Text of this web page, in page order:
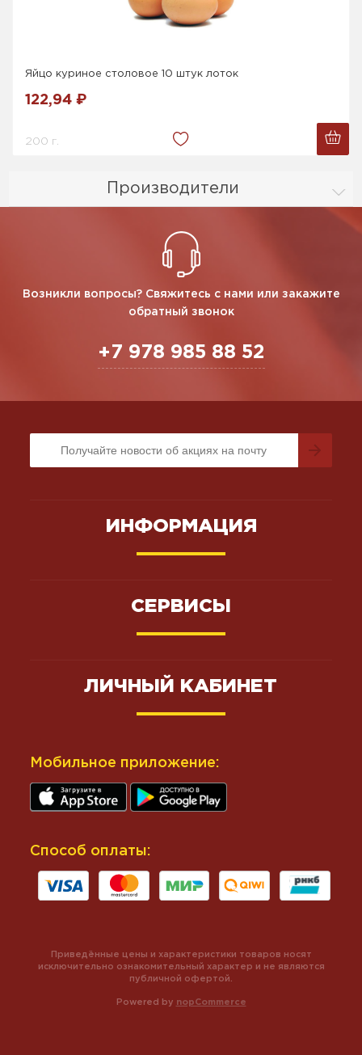
Производители
Яйцо куриное столовое 10 штук лоток
122,94 ₽
200 г.
Возникли вопросы? Свяжитесь с нами или закажите
обратный звонок
+7 978 985 88 52
ИНФОРМАЦИЯ
СЕРВИСЫ
ЛИЧНЫЙ КАБИНЕТ
Мобильное приложение:
Способ оплаты:
Powered by nopCommerce
Приведённые цены и характеристики товаров носят
исключительно ознакомительный характер и не являются
публичной офертой.